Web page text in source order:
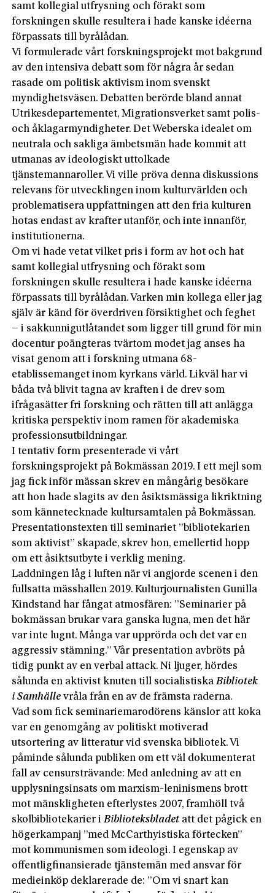
samt kollegial utfrysning och förakt som
forskningen skulle resultera i hade kanske idéer­na
förpassats till byrålådan.
Vi formulerade vårt forskningsprojekt mot bakgrund
av den intensiva debatt som för några år sedan
rasade om politisk aktivism inom svenskt
myndighetsväsen. Debatten berörde bland annat
Utrikesdepartementet, Migrationsverket samt polis-
och åklagarmyndigheter. Det Weberska idealet om
neutrala och sakliga ämbetsmän hade kommit att
utmanas av ideologiskt uttolkade
tjänstemannaroller. Vi ville pröva denna diskussions
relevans för utvecklingen inom kulturvärlden och
problematisera uppfattningen att den fria kulturen
hotas endast av krafter utanför, och inte innanför,
institutionerna.
Om vi hade vetat vilket pris i form av hot och hat
samt kollegial utfrysning och förakt som
forskningen skulle resultera i hade kanske idéer­na
förpassats till byrålådan. Varken min kollega eller jag
själv är känd för överdriven försiktighet och feghet
– i sakkunnigutlåtandet som ligger till grund för min
docentur poängteras tvärtom modet jag anses ha
visat genom att i forskning utmana 68-
etablissemanget inom kyrkans värld. Likväl har vi
båda två blivit tagna av kraften i de drev som
ifrågasätter fri forskning och rät­ten till att anlägga
kritiska perspektiv inom ramen för akademiska
professionsutbildningar.
I tentativ form presenterade vi vårt
forskningsprojekt på Bokmässan 2019. I ett mejl som
jag fick inför mässan skrev en mångårig besökare
att hon hade slagits av den åsiktsmässiga likriktning
som kännetecknade kultursamtalen på Bokmässan.
Presentationstexten till seminariet ”bibliotekarien
som aktivist” skapade, skrev hon, emellertid hopp
om ett åsiktsutbyte i verklig mening.
Laddningen låg i luften när vi angjorde scenen i den
fullsatta mässhallen 2019. Kulturjournalisten Gunilla
Kindstand har fångat atmosfären: ”Seminarier på
bokmässan brukar vara ganska lugna, men det här
var inte lugnt. Många var upprörda och det var en
aggressiv stämning.” Vår presentation avbröts på
tidig punkt av en verbal attack. Ni ljuger, hördes
sålunda en aktivist knuten till socialistiskaBibliotek
i Samhälle vråla från en av de främsta raderna.
Vad som fick seminariemarodörens känslor att koka
var en genomgång av politiskt motiverad
utsortering av litteratur vid svenska bibliotek. Vi
påminde sålunda publiken om ett väl dokumenterat
fall av censursträvande: Med anledning av att en
upplysningsinsats om marxism-leninismens brott
mot mänskligheten efterlystes 2007, framhöll två
skolbibliotekarier iBiblioteksbladet att det pågick en
högerkampanj ”med McCarthyis­tiska förtecken”
mot kommunismen som ideologi. I egenskap av
offentligfinansierade tjänstemän med ansvar för
medieinköp deklarerade de: ”Om vi snart kan